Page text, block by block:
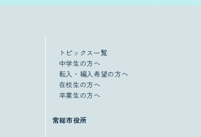
トピックス一覧
中学生の方へ
転入・編入希望の方へ
在校生の方へ
卒業生の方へ
常総市役所